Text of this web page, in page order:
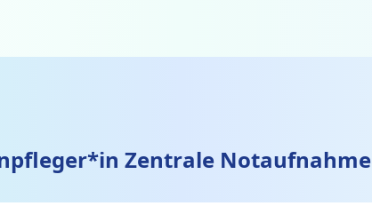
Zentrale Notaufnahme